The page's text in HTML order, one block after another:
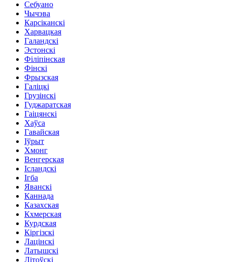
Себуано
Чычэва
Карсіканскі
Харвацкая
Галандскі
Эстонскі
Філіпінская
Фінскі
Фрызская
Галіцкі
Грузінскі
Гуджаратская
Гаіцянскі
Хаўса
Гавайская
Іўрыт
Хмонг
Венгерская
Ісландскі
Ігба
Яванскі
Каннада
Казахская
Кхмерская
Курдская
Кіргізскі
Лацінскі
Латышскі
Літоўскі